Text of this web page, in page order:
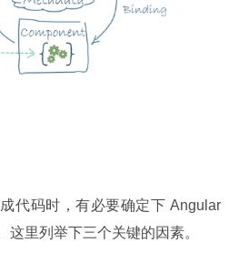
代码时，有必要确定下 Angular
这里列举下三个关键的因素。